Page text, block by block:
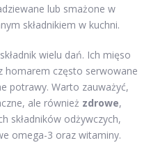
lub smażone w
składnikiem w kuchni.
wielu dań. Ich mięso
homarem często serwowane
potrawy. Warto zauważyć,
ale również zdrowe,
składników odżywczych,
omega-3 oraz witaminy.